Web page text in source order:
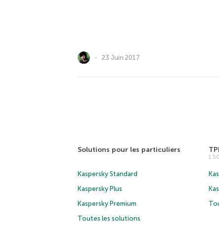
23 Juin 2017
Solutions pour les particuliers
Kaspersky Standard
Kaspersky Plus
Kaspersky Premium
Toutes les solutions
1